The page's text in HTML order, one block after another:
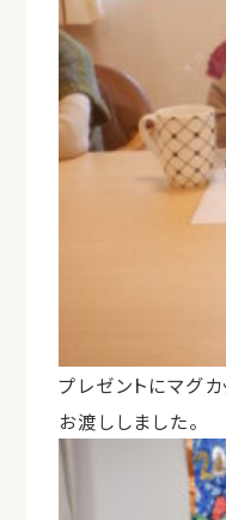
プレゼントにマグ
お渡ししました。